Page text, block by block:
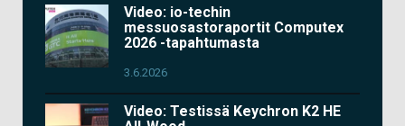
Video: io-techin
messuosastoraportit Computex
2026 -tapahtumasta
3.6.2026
Video: Testissä Keychron K2 HE